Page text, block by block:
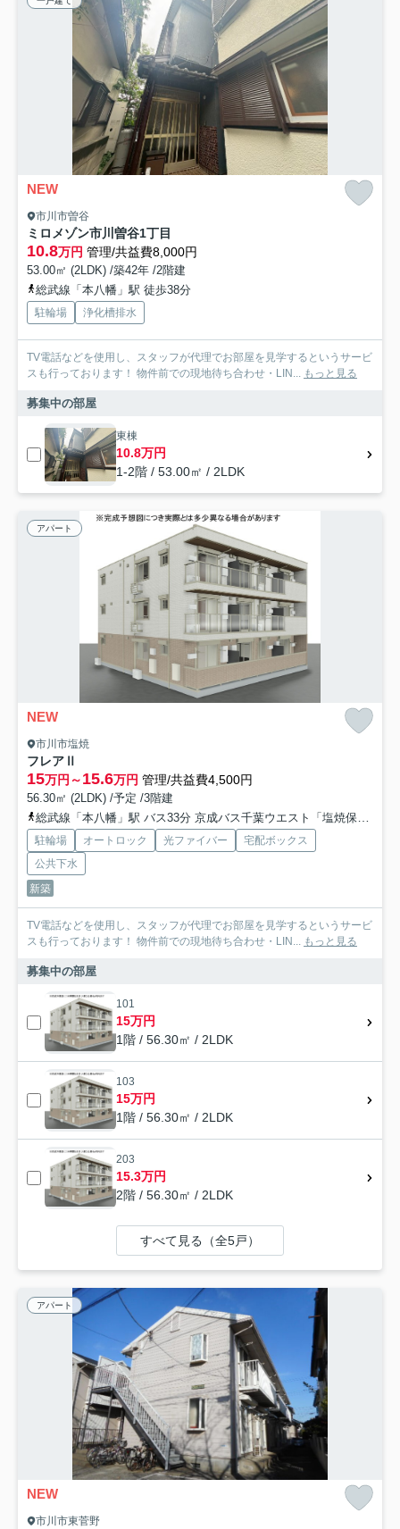
NEW
市川市曽谷
ミロメゾン市川曽谷1丁目
10.8万円 管理/共益費8,000円
53.00㎡ (2LDK) /築42年 /2階建
総武線「本八幡」駅 徒歩38分
駐輪場 浄化槽排水
TV電話などを使用し、スタッフが代理でお部屋を見学するというサービ
スも行っております！ 物件前での現地待ち合わせ・LIN... もっと見る
募集中の部屋
東棟
10.8万円
1-2階 / 53.00㎡ / 2LDK
アパート
NEW
市川市塩焼
フレアⅡ
15万円～15.6万円 管理/共益費4,500円
56.30㎡ (2LDK) /予定 /3階建
総武線「本八幡」駅 バス33分 京成バス千葉ウエスト「塩焼保育園入口」 停歩8分
駐輪場 オートロック 光ファイバー
宅配ボックス
公共下水
新築
TV電話などを使用し、スタッフが代理でお部屋を見学するというサービ
スも行っております！ 物件前での現地待ち合わせ・LIN... もっと見る
募集中の部屋
101
15万円
1階 / 56.30㎡ / 2LDK
103
15万円
1階 / 56.30㎡ / 2LDK
203
15.3万円
2階 / 56.30㎡ / 2LDK
すべて見る（全5戸）
アパート
NEW
市川市東菅野